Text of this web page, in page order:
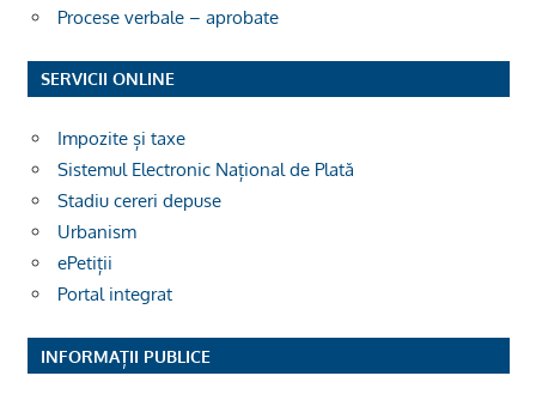
Procese verbale – aprobate
SERVICII ONLINE
Impozite și taxe
Sistemul Electronic Național de Plată
Stadiu cereri depuse
Urbanism
ePetiții
Portal integrat
INFORMAȚII PUBLICE